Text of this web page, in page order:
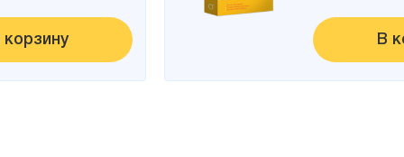
корзину В